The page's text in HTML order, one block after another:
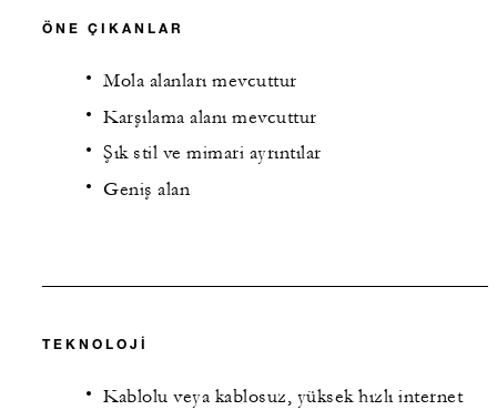
ÖNE ÇIKANLAR
Mola alanları mevcuttur
Karşılama alanı mevcuttur
Şık stil ve mimari ayrıntılar
Geniş alan
TEKNOLOJI
Kablolu veya kablosuz, yüksek hızlı internet